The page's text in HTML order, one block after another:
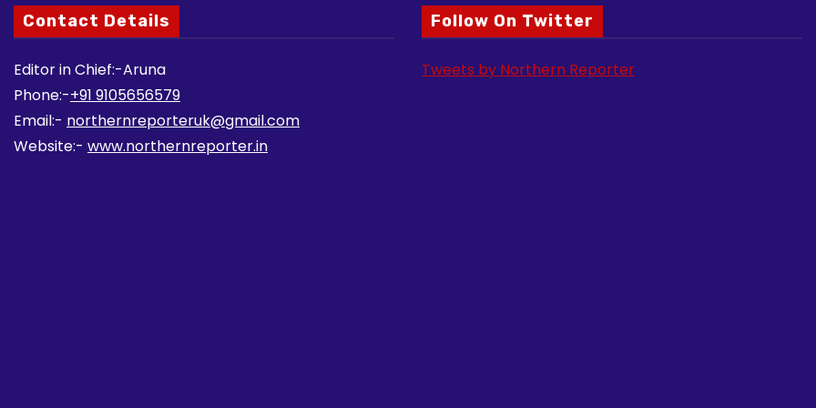
Contact Details
Editor in Chief:-Aruna
Phone:-+91 9105656579
Email:- northernreporteruk@gmail.com
Website:- www.northernreporter.in
Follow On Twitter
Tweets by Northern Reporter